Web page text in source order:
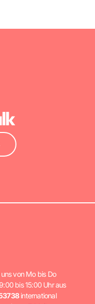
von Mo bis Do
bis 15:00 Uhr aus
international